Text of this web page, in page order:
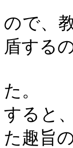
ので、
盾する
た。
すると
た趣旨